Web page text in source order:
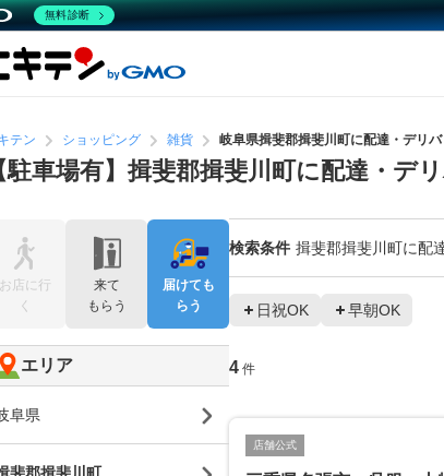
テン ショッピング 雑貨 岐阜県揖斐郡揖斐川町に配達・デリ
駐車場有】揖斐郡揖斐川町に配達・デ
検索条件 揖斐郡揖斐川町に配
日祝OK 早朝OK
4 件
店舗公式
お店に行
く
来て
もらう
届けても
らう
エリア
阜県
無料診断